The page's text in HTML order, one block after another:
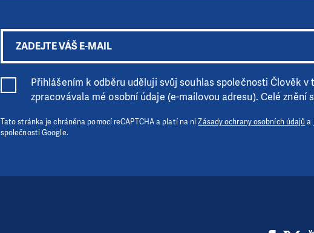
Přihlášením k odběru uděluji svůj souhlas společnosti Člověk v
zpracovávala mé osobní údaje (e-mailovou adresu). Celé znění
Tato stránka je chráněna pomocí reCAPTCHA a platí na niZásady ochrany osobních údajů a
společnosti Google.